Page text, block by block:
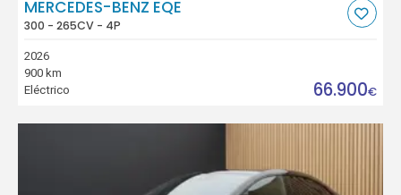
MERCEDES-BENZ EQE
300 - 265CV - 4P
2026
900 km
Eléctrico
66.900€